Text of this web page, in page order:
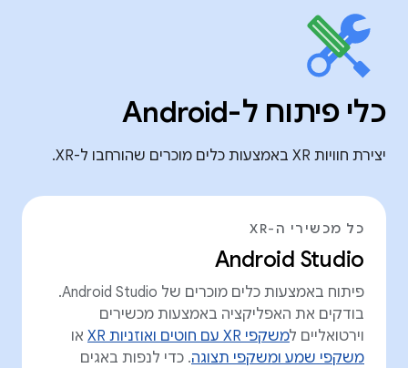
כלי פיתוח ל-Android
יצירת חוויות XR באמצעות כלים מוכרים שהורחבו ל-XR.
כל מכשירי ה-XR
Android Studio
פיתוח באמצעות כלים מוכרים של Android Studio.
בודקים את האפליקציה באמצעות מכשירים
וירטואליים למשקפי XR עם חוטים ואוזניות XR
או
משקפי שמע ומשקפי תצוגה. כדי לנפות באגים